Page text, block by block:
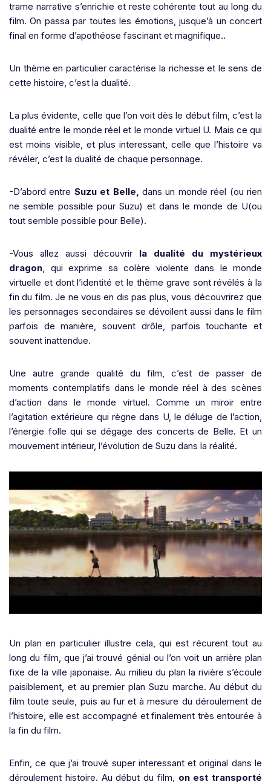
trame narrative s’enrichie et reste cohérente tout au long du
film. On passa par toutes les émotions, jusque’à un concert
final en forme d’apothéose fascinant et magnifique..
Un thème en particulier caractérise la richesse et le sens de
cette histoire, c’est la dualité.
La plus évidente, celle que l’on voit dès le début film, c’est la
dualité entre le monde réel et le monde virtuel U. Mais ce qui
est moins visible, et plus interessant, celle que l’histoire va
révéler, c’est la dualité de chaque personnage.
-D’abord entre Suzu et Belle,dans un monde réel (ou rien
ne semble possible pour Suzu) et dans le monde de U(ou
tout semble possible pour Belle).
-Vous allez aussi découvrir la dualité du mystérieux
dragon, qui exprime sa colère violente dans le monde
virtuelle et dont l’identité et le thème grave sont révélés à la
fin du film. Je ne vous en dis pas plus, vous découvrirez que
les personnages secondaires se dévoilent aussi dans le film
parfois de manière, souvent drôle, parfois touchante et
souvent inattendue.
Une autre grande qualité du film, c’est de passer de
moments contemplatifs dans le monde réel à des scènes
d’action dans le monde virtuel. Comme un miroir entre
l’agitation extérieure qui règne dans U, le déluge de l’action,
l’énergie folle qui se dégage des concerts de Belle. Et un
mouvement intérieur, l’évolution de Suzu dans la réalité.
Un plan en particulier illustre cela, qui est récurent tout au
long du film, que j’ai trouvé génial ou l’on voit un arrière plan
fixe de la ville japonaise. Au milieu du plan la rivière s’écoule
paisiblement, et au premier plan Suzu marche. Au début du
film toute seule, puis au fur et à mesure du déroulement de
l’histoire, elle est accompagné et finalement très entourée à
la fin du film.
Enfin, ce que j’ai trouvé super interessant et original dans le
déroulement histoire. Au début du film, on est transporté